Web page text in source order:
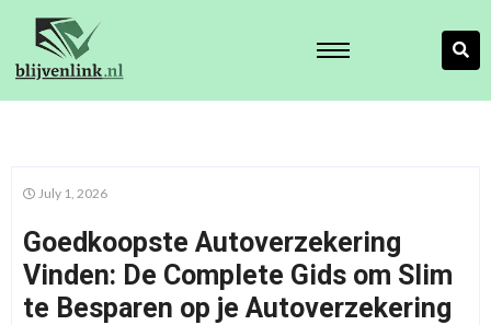
July 1, 2026
Goedkoopste Autoverzekering
Vinden: De Complete Gids om Slim
te Besparen op je Autoverzekering